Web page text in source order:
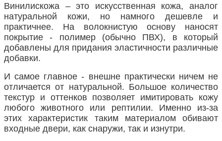
Винилискожа – это искусственная кожа, аналог
натуральной кожи, но намного дешевле и
практичнее. На волокнистую основу наносят
покрытие - полимер (обычно ПВХ), в который
добавлены для придания эластичности различные
добавки.
И самое главное - внешне практически ничем не
отличается от натуральной. Большое количество
текстур и оттенков позволяет имитировать кожу
любого животного или рептилии. Именно из-за
этих характеристик таким материалом обивают
входные двери, как снаружи, так и изнутри.